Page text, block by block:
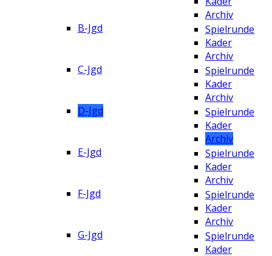
Archiv
B-Jgd
Spielrunde
Kader
Archiv
C-Jgd
Spielrunde
Kader
Archiv
D-Jgd
Spielrunde
Kader
Archiv
E-Jgd
Spielrunde
Kader
Archiv
F-Jgd
Spielrunde
Kader
Archiv
G-Jgd
Spielrunde
Kader